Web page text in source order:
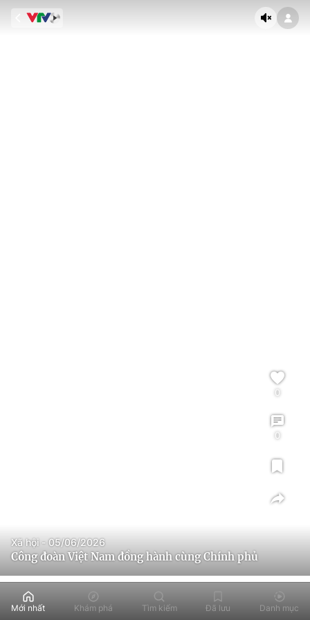
Công đoàn Việt Nam đồng hành cùng Chính phủ
Xã hội - 05/06/2026
0
0
Mới nhất Khám phá Tìm kiếm Đã lưu Danh mục